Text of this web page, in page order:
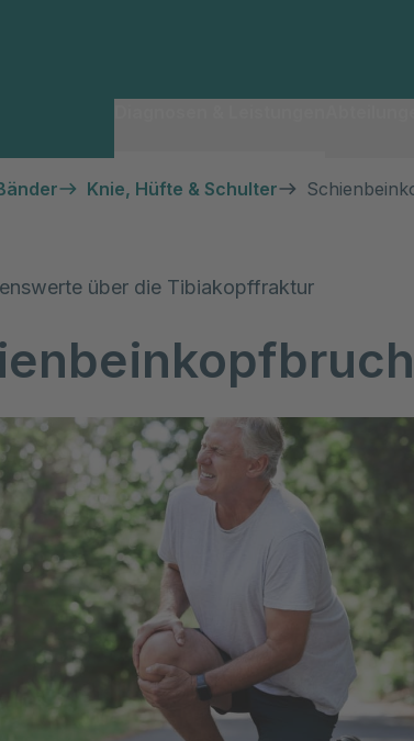
Knie, Hüfte & Schulter
über die Tibiakopffraktur